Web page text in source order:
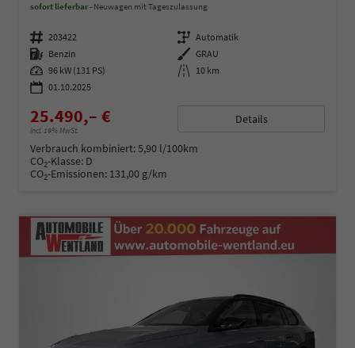
sofort lieferbar Neuwagen mit Tageszulassung
Fahrzeugnummer 203422 Getriebe Automatik
Kraftstoff Benzin Außenfarbe GRAU
Leistung 96 kW (131 PS) Kilometerstand 10 km
01.10.2025
25.490,– €
incl. 19% MwSt.
Details
Verbrauch kombiniert:5,90 l/100km
CO2-Klasse: D
CO2-Emissionen: 131,00 g/km